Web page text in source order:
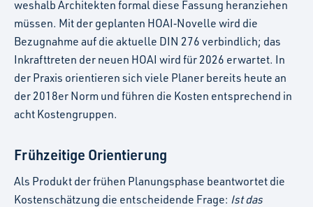
weshalb Architekten formal diese Fassung heranziehen
müssen. Mit der geplanten HOAI‑Novelle wird die
Bezugnahme auf die aktuelle DIN 276 verbindlich; das
Inkrafttreten der neuen HOAI wird für 2026 erwartet. In
der Praxis orientieren sich viele Planer bereits heute an
der 2018er Norm und führen die Kosten entsprechend in
acht Kostengruppen.
Frühzeitige Orientierung
Als Produkt der frühen Planungsphase beantwortet die
Kostenschätzung die entscheidende Frage: Ist das